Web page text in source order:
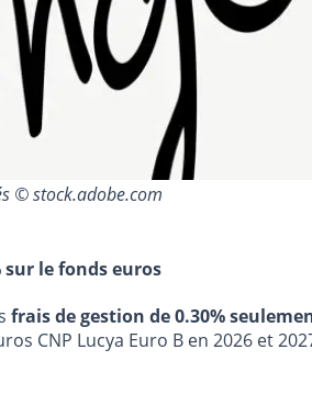
© stock.adobe.com
sur le fonds euros
frais de gestion de 0.30%
CNP Lucya Euro B en 2026 et